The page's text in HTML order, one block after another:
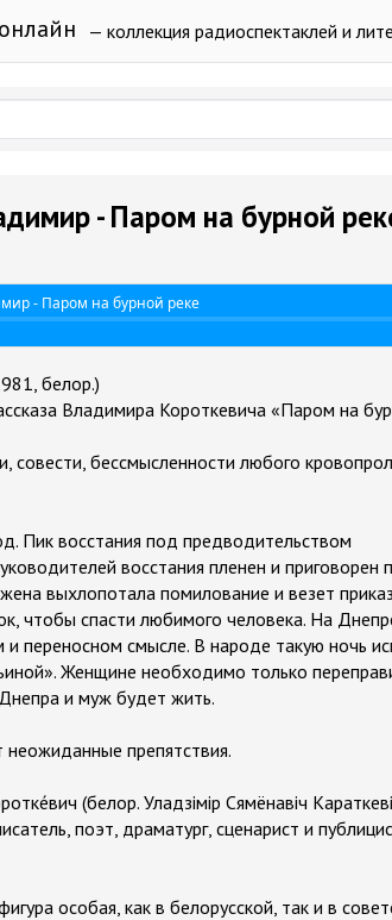
— коллекция радиоспектаклей и
- Паром на бурной
- Паром на бурной реке
белор.)
Владимира Короткевича «Паром на
совести, бессмысленности любого
Пик восстания под предводительством
восстания пленен и приговорен
выхлопотала помилование и везет приказ
чтобы спасти любимого человека. На
и переносном смысле. В народе такую ночь
Женщине необходимо только
и муж будет жить.
препятствия.
(белор. Уладзімір Сямёнавіч
поэт, драматург, сценарист и
особая, как в белорусской, так и в